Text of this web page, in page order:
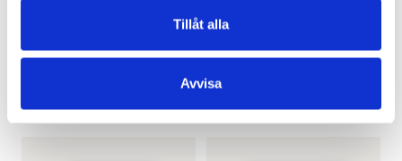
Tillåt alla
Avvisa
€31.80
PETER MICKWITZ
€29.40